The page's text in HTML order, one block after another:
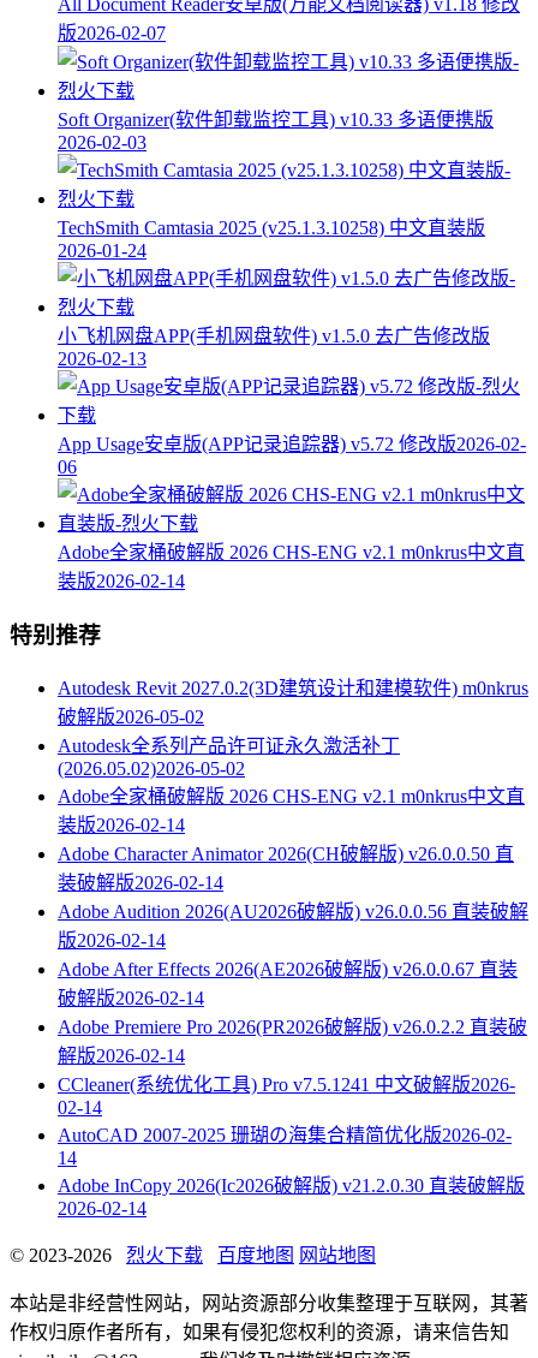
All Document Reader安卓版(万能文档阅读器) v1.18 修改
版2026-02-07
Soft Organizer(软件卸载监控工具) v10.33 多语便携版
2026-02-03
TechSmith Camtasia 2025 (v25.1.3.10258) 中文直装版
2026-01-24
小飞机网盘APP(手机网盘软件) v1.5.0 去广告修改版
2026-02-13
App Usage安卓版(APP记录追踪器) v5.72 修改版2026-02-
06
Adobe全家桶破解版 2026 CHS-ENG v2.1 m0nkrus中文直
装版2026-02-14
特别推荐
Autodesk Revit 2027.0.2(3D建筑设计和建模软件) m0nkrus
破解版2026-05-02
Autodesk全系列产品许可证永久激活补丁
(2026.05.02)2026-05-02
Adobe全家桶破解版 2026 CHS-ENG v2.1 m0nkrus中文直
装版2026-02-14
Adobe Character Animator 2026(CH破解版) v26.0.0.50 直
装破解版2026-02-14
Adobe Audition 2026(AU2026破解版) v26.0.0.56 直装破解
版2026-02-14
Adobe After Effects 2026(AE2026破解版) v26.0.0.67 直装
破解版2026-02-14
Adobe Premiere Pro 2026(PR2026破解版) v26.0.2.2 直装破
解版2026-02-14
CCleaner(系统优化工具) Pro v7.5.1241 中文破解版2026-
02-14
AutoCAD 2007-2025 珊瑚の海集合精简优化版2026-02-
14
Adobe InCopy 2026(Ic2026破解版) v21.2.0.30 直装破解版
2026-02-14
© 2023-2026 烈火下载 百度地图 网站地图
本站是非经营性网站，网站资源部分收集整理于互联网，其著
作权归原作者所有，如果有侵犯您权利的资源，请来信告知